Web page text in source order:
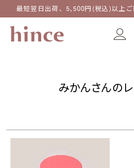
最短翌日出荷、5,500円(税込)以上
みかんさんの